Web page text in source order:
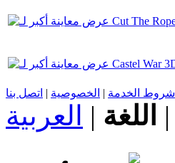
شروط الخدمة | الخصوصية | اتصل بنا
اللغة | العربية |